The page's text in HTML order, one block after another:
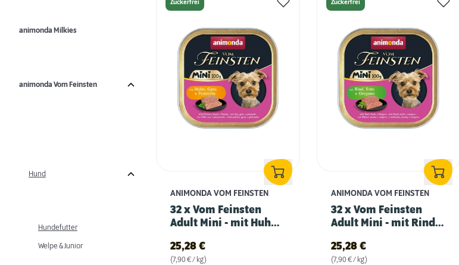
animonda Milkies
animonda Vom Feinsten
Hund
Hundefutter
Welpe & Junior
Zuckerfrei
ANIMONDA VOM FEINSTEN
32 x Vom Feinsten
Adult Mini - mit Huhn,
25,28 €
(7,90 € / kg)
Zuckerfrei
ANIMONDA VOM FEINSTEN
32 x Vom Feinsten
Adult Mini - mit Rind,
25,28 €
(7,90 € / kg)